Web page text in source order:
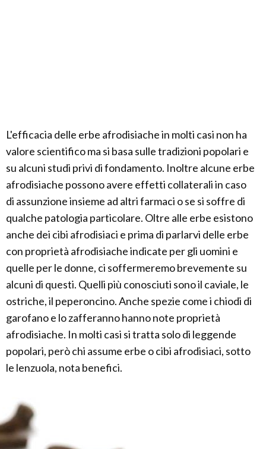
L'efficacia delle erbe afrodisiache in molti casi non ha
valore scientifico ma si basa sulle tradizioni popolari e
su alcuni studi privi di fondamento. Inoltre alcune erbe
afrodisiache possono avere effetti collaterali in caso
di assunzione insieme ad altri farmaci o se si soffre di
qualche patologia particolare. Oltre alle erbe esistono
anche dei cibi afrodisiaci e prima di parlarvi delle erbe
con proprietà afrodisiache indicate per gli uomini e
quelle per le donne, ci soffermeremo brevemente su
alcuni di questi. Quelli più conosciuti sono il caviale, le
ostriche, il peperoncino. Anche spezie come i chiodi di
garofano e lo zafferanno hanno note proprietà
afrodisiache. In molti casi si tratta solo di leggende
popolari, però chi assume erbe o cibi afrodisiaci, sotto
le lenzuola, nota benefici.